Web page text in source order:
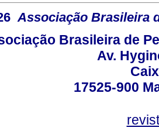
Associação Brasileira
Brasileira de
Av.
17525-900